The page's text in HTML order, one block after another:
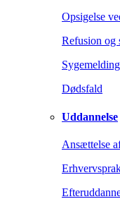
Opsigelse
Refusion og
Sygemelding
Dødsfald
Uddannelse
Ansættelse